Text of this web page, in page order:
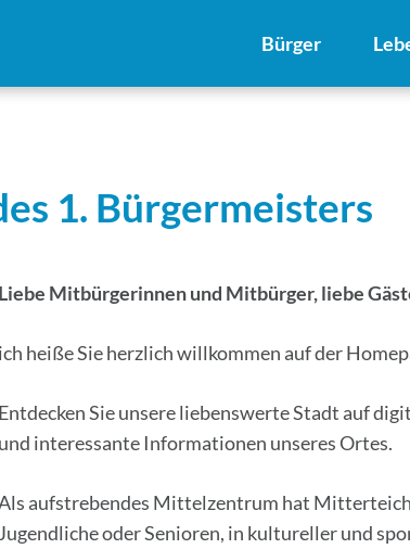
Bürger
1. Bürgermeisters
Liebe Mitbürgerinnen und Mitbürger, liebe
ich heiße Sie herzlich willkommen auf der
Entdecken Sie unsere liebenswerte Stadt auf
und interessante Informationen unseres Ortes.
aufstrebendes Mittelzentrum hat
Jugendliche oder Senioren, in kultureller und